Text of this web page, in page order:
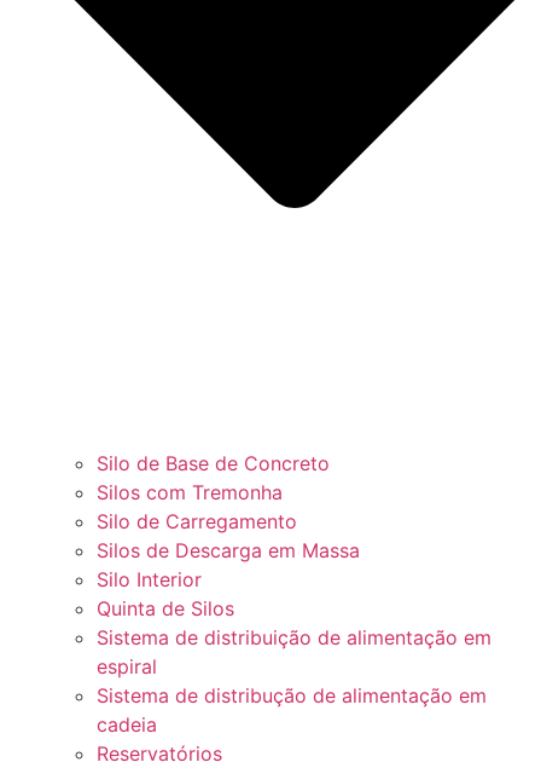
Silo de Base de Concreto
Silos com Tremonha
Silo de Carregamento
Silos de Descarga em Massa
Silo Interior
Quinta de Silos
Sistema de distribuição de alimentação em
espiral
Sistema de distribução de alimentação em
cadeia
Reservatórios